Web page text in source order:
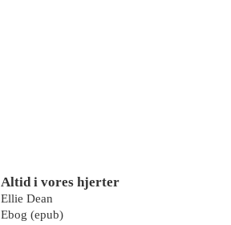
Altid i vores hjerter
Ellie Dean
Ebog (epub)